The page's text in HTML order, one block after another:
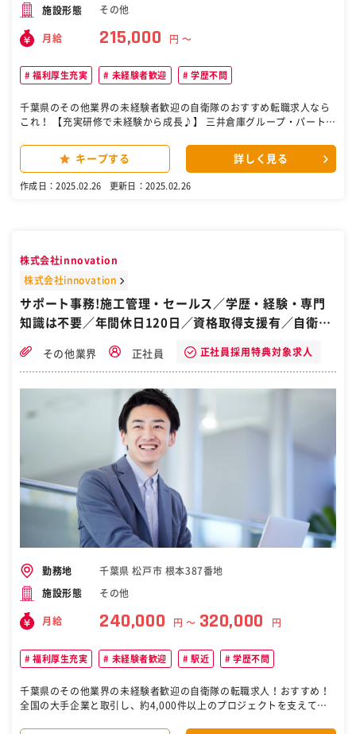
施設形態 その他
月給 215,000 円 〜
福利厚生充実 未経験者歓迎 学歴不問
千葉県のその他業界の未経験者歓迎の自衛隊のおすすめ転職求人なら
これ！ 【充実研修で未経験から成長♪】 三井倉庫グループ・パートナ
お任せします。 具体的には ＜雇入れ直後＞ 希望・適性に応じてどち
らかの業務をお任せします。 ＊貿易事務 ◆船舶やフライトの予約 ◆
ス業務 ◆Excelなどを用いた資料作成 ◆電話やメールの対応 国内外の
幅広い物流事務の専門スキルを磨いていくことができます。 また、新
入社員の教育担当や、オペレーションのリーダー業務など志向や経験
／東京・神奈川・千葉・福岡で募集】 ※勤務地は希望を考慮のうえ決
定します。 下記の当社グループ企業、 パートナー企業で常用型(無期
町駅からシャトルバスで10分 ◇東京都港区西新橋 └新橋駅より徒歩1
駅） ◇東京都大田区平和島 └流通センター駅より徒歩12分 神奈川県
◇神奈川県横浜市中区南中通 └関内駅より徒歩5分 （他、日本大通り
◇福岡県朝倉市一木 └甘木駅より車5分（車通勤OK） ［自衛隊・転
キープする 詳しく見る
作成日：2025.02.26 更新日：2025.02.26
株式会社innovation
株式会社innovation
サポート事務!施工管理・セールス／学歴・経験・専門
知識は不要／年間休日120日／資格取得支援有／自衛隊
その他業界 正社員 正社員採用特典対象求人
勤務地 千葉県 松戸市 根本387番地
施設形態 その他
月給 240,000 円 〜 320,000 円
福利厚生充実 未経験者歓迎 駅近 学歴不問
千葉県のその他業界の未経験者歓迎の自衛隊の転職求人！おすすめ！
全国の大手企業と取引し、約4,000件以上のプロジェクトを支えてい